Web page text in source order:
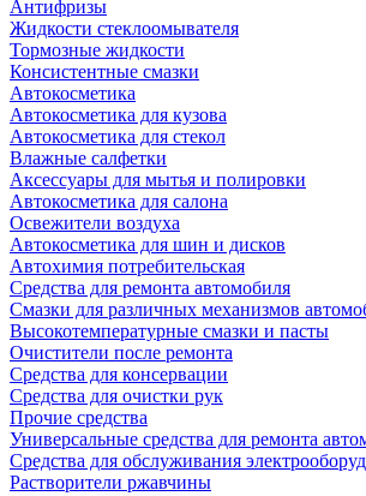
Антифризы
Жидкости стеклоомывателя
Тормозные жидкости
Консистентные смазки
Автокосметика
Автокосметика для кузова
Автокосметика для стекол
Влажные салфетки
Аксессуары для мытья и полировки
Автокосметика для салона
Освежители воздуха
Автокосметика для шин и дисков
Автохимия потребительская
Средства для ремонта автомобиля
Смазки для различных механизмов
Высокотемпературные смазки и пасты
Очистители после ремонта
Средства для консервации
Средства для очистки рук
Прочие средства
Универсальные средства для ремонта
Средства для обслуживания
Растворители ржавчины